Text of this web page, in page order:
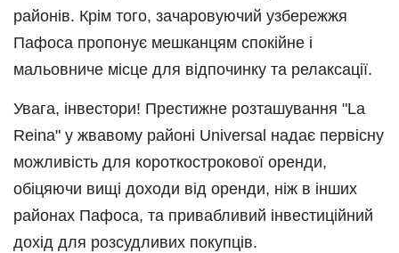
районів. Крім того, зачаровуючий узбережжя
Пафоса пропонує мешканцям спокійне і
мальовниче місце для відпочинку та релаксації.
Увага, інвестори! Престижне розташування "La
Reina" у жвавому районі Universal надає первісну
можливість для короткострокової оренди,
обіцяючи вищі доходи від оренди, ніж в інших
районах Пафоса, та привабливий інвестиційний
дохід для розсудливих покупців.